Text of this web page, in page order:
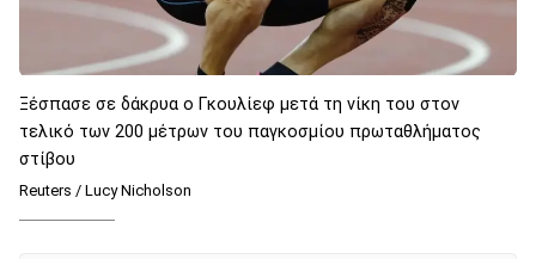
Ξέσπασε σε δάκρυα ο Γκουλίεφ μετά τη νίκη του στον
τελικό των 200 μέτρων του παγκοσμίου πρωταθλήματος
στίβου
Reuters / Lucy Nicholson